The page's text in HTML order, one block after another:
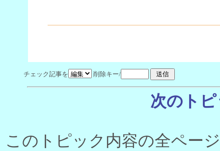
チェック記事を 削除キー/
次のト
このトピック内容の全ペー